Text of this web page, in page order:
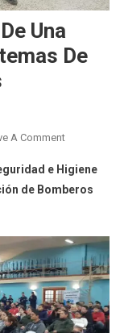
Una
De
A CommentOn
Civil
Participó
Sobre
Sistemas
De
Comando
e Higiene
de Bomberos